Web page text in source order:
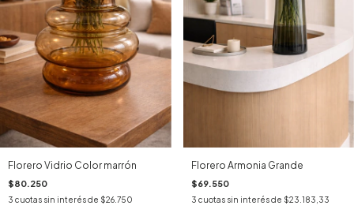
Florero Vidrio Color marrón
$80.250
3 cuotas sin interés de $26.750
Florero Armonia Grande
$69.550
3 cuotas sin interés de $23.183,33